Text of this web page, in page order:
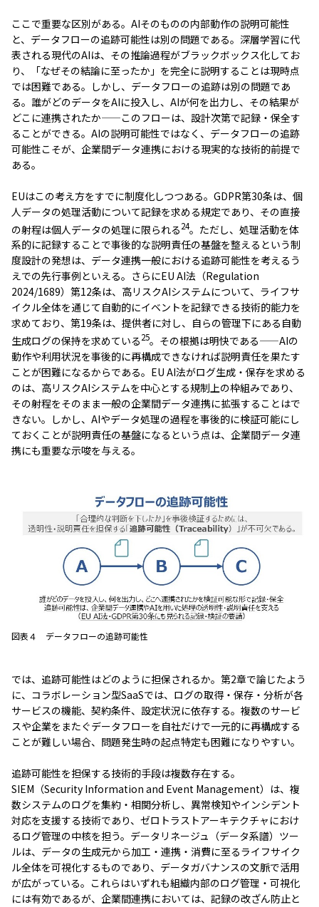
ここで重要な区別がある。AIそのものの内部動作の説明可能性
と、データフローの追跡可能性は別の問題である。深層学習に代
表される現代のAIは、その推論過程がブラックボックス化してお
り、「なぜその結論に至ったか」を完全に説明することは現時点
では困難である。しかし、データフローの追跡は別の問題であ
る。誰がどのデータをAIに投入し、AIが何を出力し、その結果が
どこに連携されたか——このフローは、設計次第で記録・保全す
ることができる。AIの説明可能性ではなく、データフローの追跡
可能性こそが、企業間データ連携における現実的な技術的前提で
ある。
EUはこの考え方をすでに制度化しつつある。GDPR第30条は、個
人データの処理活動について記録を求める規定であり、その直接
の射程は個人データの処理に限られる24。ただし、処理活動を体
系的に記録することで事後的な説明責任の基盤を整えるという制
度設計の発想は、データ連携一般における追跡可能性を考えるう
えでの先行事例といえる。さらにEU AI法（Regulation
2024/1689）第12条は、高リスクAIシステムについて、ライフサ
イクル全体を通じて自動的にイベントを記録できる技術的能力を
求めており、第19条は、提供者に対し、自らの管理下にある自動
生成ログの保持を求めている25。その根拠は明快である——AIの
動作や利用状況を事後的に再構成できなければ説明責任を果たす
ことが困難になるからである。EU AI法がログ生成・保存を求める
のは、高リスクAIシステムを中心とする規制上の枠組みであり、
その射程をそのまま一般の企業間データ連携に拡張することはで
きない。しかし、AIやデータ処理の過程を事後的に検証可能にし
ておくことが説明責任の基盤になるという点は、企業間データ連
携にも重要な示唆を与える。
図表４ データフローの追跡可能性
では、追跡可能性はどのように担保されるか。第2章で論じたよう
に、コラボレーション型SaaSでは、ログの取得・保存・分析が各
サービスの機能、契約条件、設定状況に依存する。複数のサービ
スや企業をまたぐデータフローを自社だけで一元的に再構成する
ことが難しい場合、問題発生時の起点特定も困難になりやすい。
追跡可能性を担保する技術的手段は複数存在する。
SIEM（Security Information and Event Management）は、複
数システムのログを集約・相関分析し、異常検知やインシデント
対応を支援する技術であり、ゼロトラストアーキテクチャにおけ
るログ管理の中核を担う。データリネージュ（データ系譜）ツー
ルは、データの生成元から加工・連携・消費に至るライフサイク
ル全体を可視化するものであり、データガバナンスの文脈で活用
が広がっている。これらはいずれも組織内部のログ管理・可視化
には有効であるが、企業間連携においては、記録の改ざん防止と